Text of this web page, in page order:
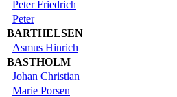
Peter Friedrich
Peter
BARTHELSEN
Asmus Hinrich
BASTHOLM
Johan Christian
Marie Porsen